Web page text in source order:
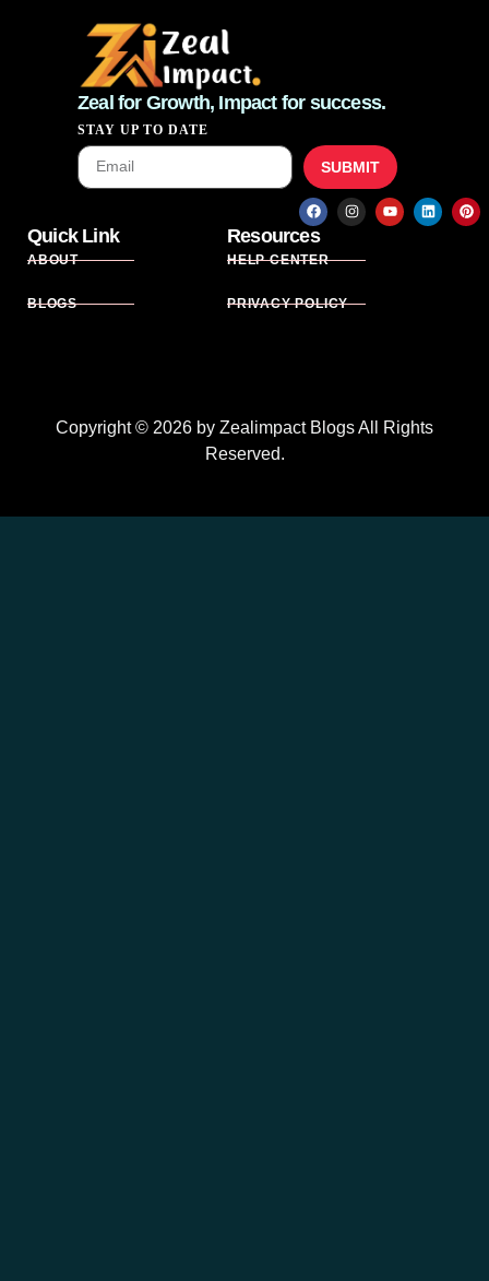
Zeal for Growth, Impact for success.
STAY UP TO DATE
SUBMIT
Quick Link
ABOUT
BLOGS
Resources
HELP CENTER
PRIVACY POLICY
Copyright © 2026 by Zealimpact Blogs All Rights
Reserved.